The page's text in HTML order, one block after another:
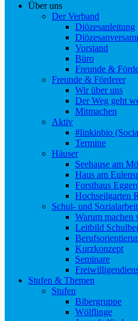
Über uns
Der Verband
Diözesanleitung
Vorstand
Büro
Freunde &
Freunde & Förderer
Wir über uns
Der Weg geht
Mitmachen
Aktiv
#linkinbio
Termine
Häuser
Seehause am
Haus am
Forsthaus
Hochseilgarten
Schul- und Sozialarbeit
Warum machen
Leitbild
Kurzkonzept
Seminare
Stufen & Themen
Stufen
Bibergruppe
Wölflinge